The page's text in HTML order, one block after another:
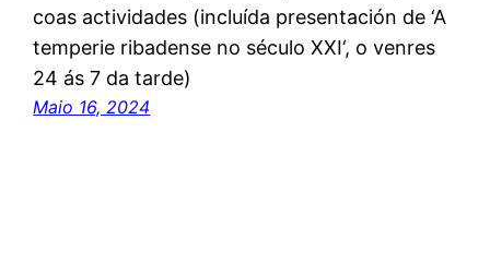
coas actividades (incluída presentación de ‘A
temperie ribadense no século XXI‘, o venres
24 ás 7 da tarde)
Maio 16, 2024